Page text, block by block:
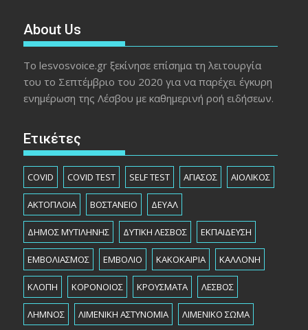
About Us
Το lesvosvoice.gr ξεκίνησε επίσημα τη λειτουργία
του το Σεπτέμβριο του 2020 για να παρέχει έγκυρη
ενημέρωση της Λέσβου με καθημερινή ροή ειδήσεων.
Ετικέτες
COVID COVID TEST SELF TEST ΑΓΙΑΣΟΣ ΑΙΟΛΙΚΟΣ
ΑΚΤΟΠΛΟΙΑ ΒΟΣΤΑΝΕΙΟ ΔΕΥΑΛ
ΔΗΜΟΣ ΜΥΤΙΛΗΝΗΣ ΔΥΤΙΚΗ ΛΕΣΒΟΣ ΕΚΠΑΙΔΕΥΣΗ
ΕΜΒΟΛΙΑΣΜΟΣ ΕΜΒΟΛΙΟ ΚΑΚΟΚΑΙΡΙΑ ΚΑΛΛΟΝΗ
ΚΛΟΠΗ ΚΟΡΟΝΟΙΟΣ ΚΡΟΥΣΜΑΤΑ ΛΕΣΒΟΣ
ΛΗΜΝΟΣ ΛΙΜΕΝΙΚΗ ΑΣΤΥΝΟΜΙΑ ΛΙΜΕΝΙΚΟ ΣΩΜΑ